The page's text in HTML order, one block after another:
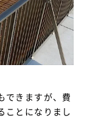
できますが、費
ことになりまし